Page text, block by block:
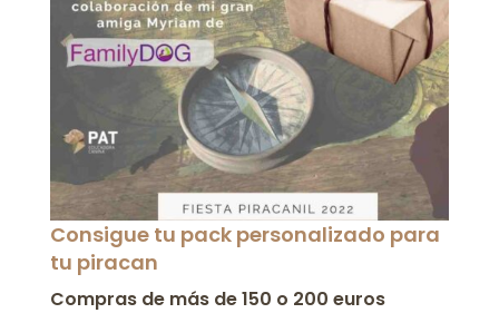
Consigue tu pack personalizado para
tu piracan
Compras de más de 150 o 200 euros